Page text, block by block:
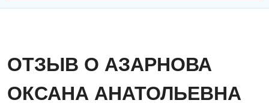
ОТЗЫВ О АЗАРНОВА
ОКСАНА АНАТОЛЬЕВНА